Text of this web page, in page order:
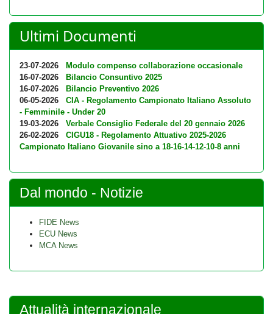
Ultimi Documenti
23-07-2026
Modulo compenso collaborazione occasionale
16-07-2026
Bilancio Consuntivo 2025
16-07-2026
Bilancio Preventivo 2026
06-05-2026
CIA - Regolamento Campionato Italiano Assoluto
- Femminile - Under 20
19-03-2026
Verbale Consiglio Federale del 20 gennaio 2026
26-02-2026
CIGU18 - Regolamento Attuativo 2025-2026
Campionato Italiano Giovanile sino a 18-16-14-12-10-8 anni
Dal mondo - Notizie
FIDE News
ECU News
MCA News
Attualità internazionale